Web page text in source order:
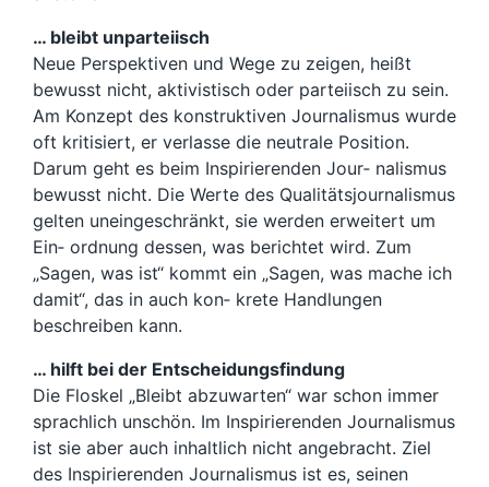
… bleibt unparteiisch
Neue Perspektiven und Wege zu zeigen, heißt
bewusst nicht, aktivistisch oder parteiisch zu sein.
Am Konzept des konstruktiven Journalismus wurde
oft kritisiert, er verlasse die neutrale Position.
Darum geht es beim Inspirierenden Jour‐ nalismus
bewusst nicht. Die Werte des Qualitätsjournalismus
gelten uneingeschränkt, sie werden erweitert um
Ein‐ ordnung dessen, was berichtet wird. Zum
„Sagen, was ist“ kommt ein „Sagen, was mache ich
damit“, das in auch kon‐ krete Handlungen
beschreiben kann.
… hilft bei der Entscheidungsfindung
Die Floskel „Bleibt abzuwarten“ war schon immer
sprachlich unschön. Im Inspirierenden Journalismus
ist sie aber auch inhaltlich nicht angebracht. Ziel
des Inspirierenden Journalismus ist es, seinen